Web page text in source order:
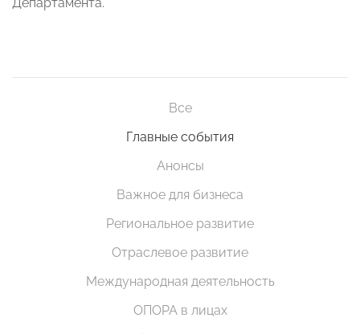
Все
Главные события
Анонсы
Важное для бизнеса
Региональное развитие
Отраслевое развитие
Международная деятельность
ОПОРА в лицах